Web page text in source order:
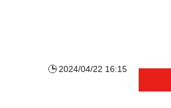
2024/04/22 16:15